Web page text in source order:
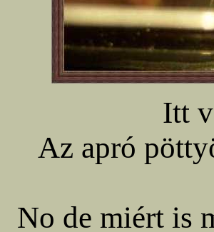
Itt
Az apró
No de miért is